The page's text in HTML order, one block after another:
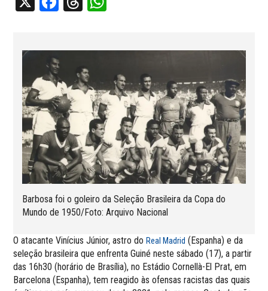
Barbosa foi o goleiro da Seleção Brasileira da Copa do
Mundo de 1950/Foto: Arquivo Nacional
O atacante Vinícius Júnior, astro doReal Madrid (Espanha) e da
seleção brasileira que enfrenta Guiné neste sábado (17), a partir
das 16h30 (horário de Brasília), no Estádio Cornellà-El Prat, em
Barcelona (Espanha), tem reagido às ofensas racistas das quais